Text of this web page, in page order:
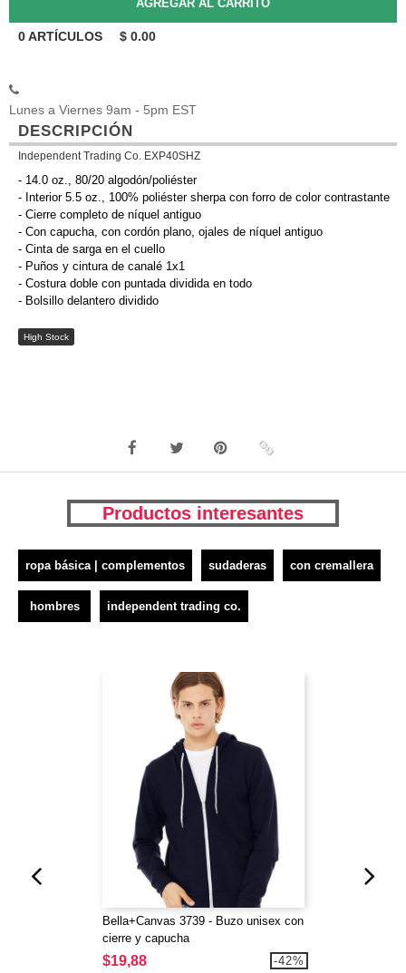
0ARTÍCULOS $ 0.00
Lunes a Viernes 9am - 5pm EST
DESCRIPCIÓN
Independent Trading Co. EXP40SHZ
- 14.0 oz., 80/20 algodón/poliéster
- Interior 5.5 oz., 100% poliéster sherpa con forro de color contrastante
- Cierre completo de níquel antiguo
- Con capucha, con cordón plano, ojales de níquel antiguo
- Cinta de sarga en el cuello
- Puños y cintura de canalé 1x1
- Costura doble con puntada dividida en todo
- Bolsillo delantero dividido
High Stock
Productos interesantes
ropa básica | complementos sudaderas con cremallera
hombres independent trading co.
Bella+Canvas 3739 - Buzo unisex con
cierre y capucha
$19,88 -42%